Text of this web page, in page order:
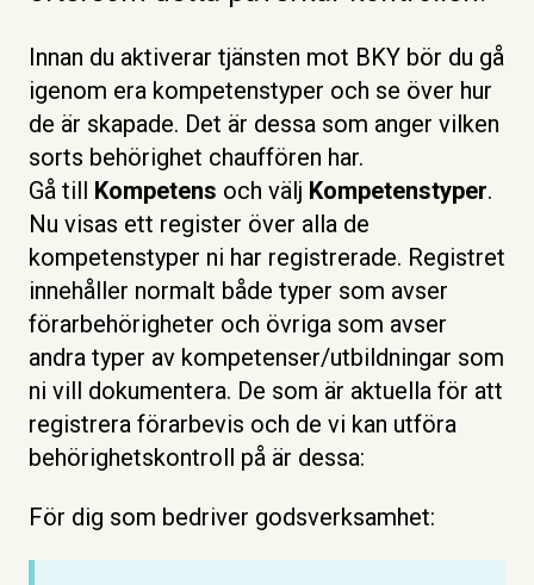
Innan du aktiverar tjänsten mot BKY bör du gå
igenom era kompetenstyper och se över hur
de är skapade. Det är dessa som anger vilken
sorts behörighet chauffören har.
Gå till Kompetens och välj Kompetenstyper.
Nu visas ett register över alla de
kompetenstyper ni har registrerade. Registret
innehåller normalt både typer som avser
förarbehörigheter och övriga som avser
andra typer av kompetenser/utbildningar som
ni vill dokumentera. De som är aktuella för att
registrera förarbevis och de vi kan utföra
behörighetskontroll på är dessa:
För dig som bedriver godsverksamhet: